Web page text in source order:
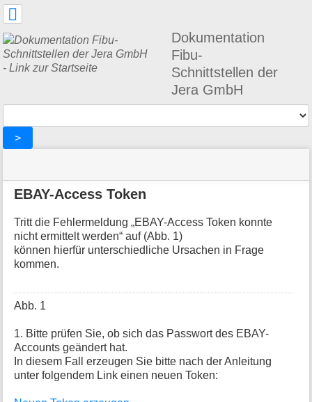
Dokumentation
Fibu-
Schnittstellen der
Jera GmbH
>
befinden
sich
»
problems
EBAY-
Access
Token
Seiten-
Werkzeuge
M
e
t
a
f
o
m
a
t
i
EBAY-Access Token
Tritt die Fehlermeldung „EBAY-Access Token konnte
nicht ermittelt werden“ auf (Abb. 1)
können hierfür unterschiedliche Ursachen in Frage
kommen.
Abb. 1
1. Bitte prüfen Sie, ob sich das Passwort des EBAY-
Accounts geändert hat.
In diesem Fall erzeugen Sie bitte nach der Anleitung
unter folgendem Link einen neuen Token: